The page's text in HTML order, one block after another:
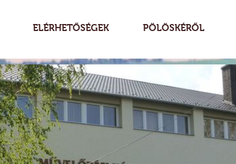
ELÉRHETŐSÉGEK PÖLÖSKÉRŐL